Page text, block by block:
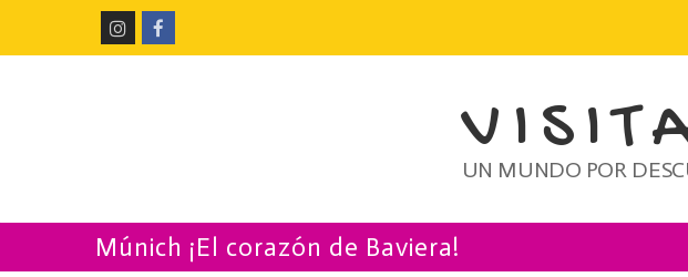
UN MUNDO POR
Múnich ¡El corazón de Baviera!